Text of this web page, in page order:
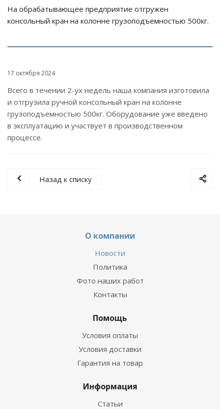
На обрабатывающее предприятие отгружен
консольный кран на колонне грузоподъемностью 500кг.
17 октября 2024
Всего в течении 2-ух недель наша компания изготовила
и отгрузила ручной консольный кран на колонне
грузоподъемностью 500кг. Оборудование уже введено
в эксплуатацию и участвует в производственном
процессе.
Назад к списку
О компании
Новости
Политика
Фото наших работ
Контакты
Помощь
Условия оплаты
Условия доставки
Гарантия на товар
Информация
Статьи